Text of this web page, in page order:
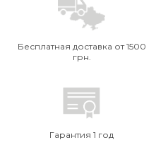
Бесплатная доставка от 1500
грн.
Гарантия 1 год